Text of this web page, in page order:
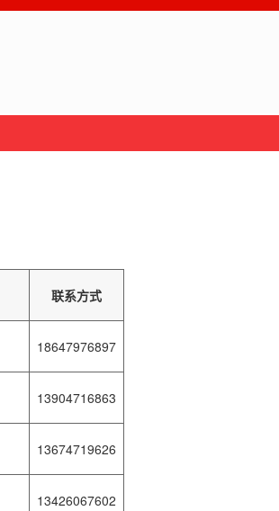
联系方式
18647976897
13904716863
13674719626
13426067602